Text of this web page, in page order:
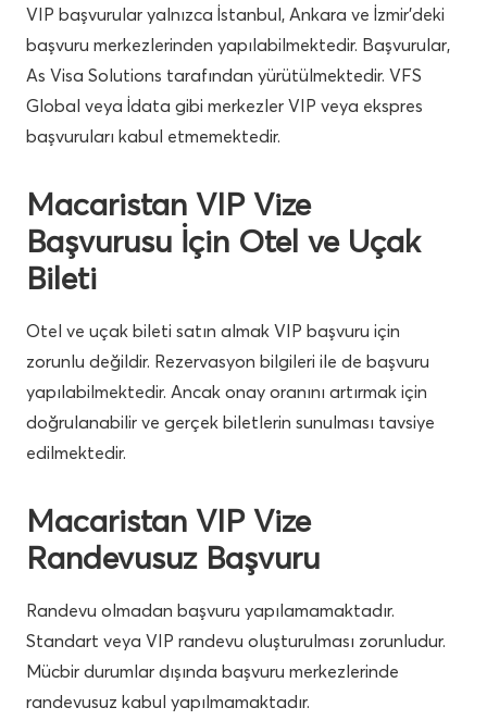
VIP başvurular yalnızca İstanbul, Ankara ve İzmir’deki
başvuru merkezlerinden yapılabilmektedir. Başvurular,
As Visa Solutions tarafından yürütülmektedir. VFS
Global veya İdata gibi merkezler VIP veya ekspres
başvuruları kabul etmemektedir.
Macaristan VIP Vize
Başvurusu İçin Otel ve Uçak
Bileti
Otel ve uçak bileti satın almak VIP başvuru için
zorunlu değildir. Rezervasyon bilgileri ile de başvuru
yapılabilmektedir. Ancak onay oranını artırmak için
doğrulanabilir ve gerçek biletlerin sunulması tavsiye
edilmektedir.
Macaristan VIP Vize
Randevusuz Başvuru
Randevu olmadan başvuru yapılamamaktadır.
Standart veya VIP randevu oluşturulması zorunludur.
Mücbir durumlar dışında başvuru merkezlerinde
randevusuz kabul yapılmamaktadır.